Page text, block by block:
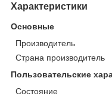
Характеристики
Основные
Производитель
Страна производитель
Пользовательские
Состояние